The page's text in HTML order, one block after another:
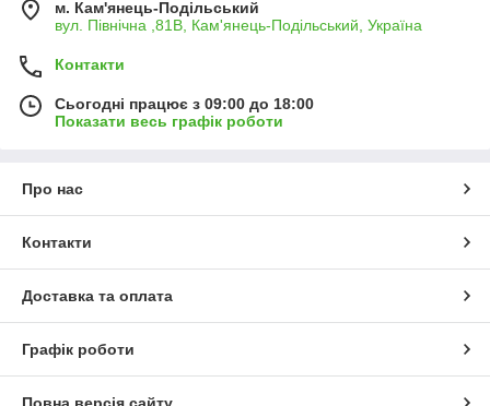
м. Кам'янець-Подільський
вул. Північна ,81В, Кам'янець-Подільський, Україна
Контакти
Сьогодні працює з 09:00 до 18:00
Показати весь графік роботи
Про нас
Контакти
Доставка та оплата
Графік роботи